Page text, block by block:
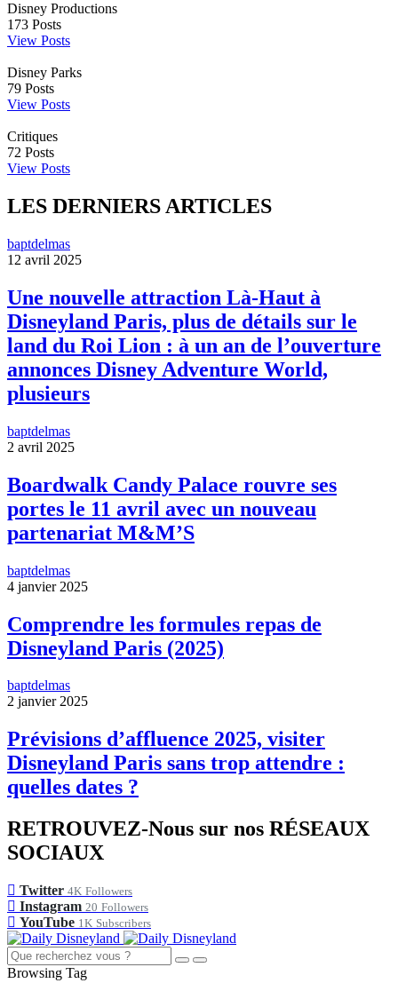
Disney Productions
173 Posts
View Posts
Disney Parks
79 Posts
View Posts
Critiques
72 Posts
View Posts
LES DERNIERS ARTICLES
baptdelmas
12 avril 2025
Une nouvelle attraction Là-Haut à
Disneyland Paris, plus de détails sur le
land du Roi Lion : à un an de l’ouverture
annonces Disney Adventure World,
plusieurs
baptdelmas
2 avril 2025
Boardwalk Candy Palace rouvre ses
portes le 11 avril avec un nouveau
partenariat M&M’S
baptdelmas
4 janvier 2025
Comprendre les formules repas de
Disneyland Paris (2025)
baptdelmas
2 janvier 2025
Prévisions d’affluence 2025, visiter
Disneyland Paris sans trop attendre :
quelles dates ?
RETROUVEZ-Nous sur nos RÉSEAUX
SOCIAUX
Twitter 4K Followers
Instagram 20 Followers
YouTube 1K Subscribers
Browsing Tag